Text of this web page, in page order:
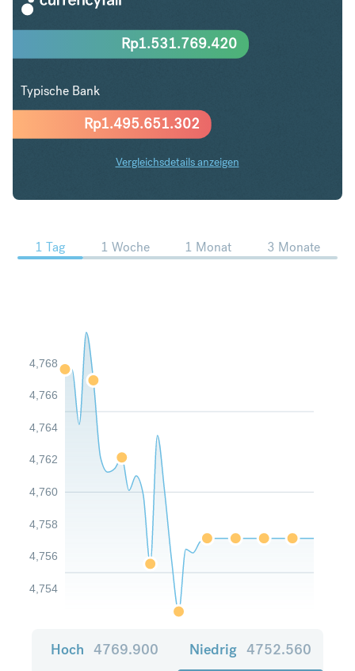
Rp1.495.651.302
Rp1.531.769.420
Typische Bank
Vergleichsdetails anzeigen
PLN in IDR Trends
1 Tag 1 Woche 1 Monat 3 Monate
4,754
4,756
4,758
4,760
4,762
4,764
4,766
4,768
Hoch 4769.900 Niedrig 4752.560